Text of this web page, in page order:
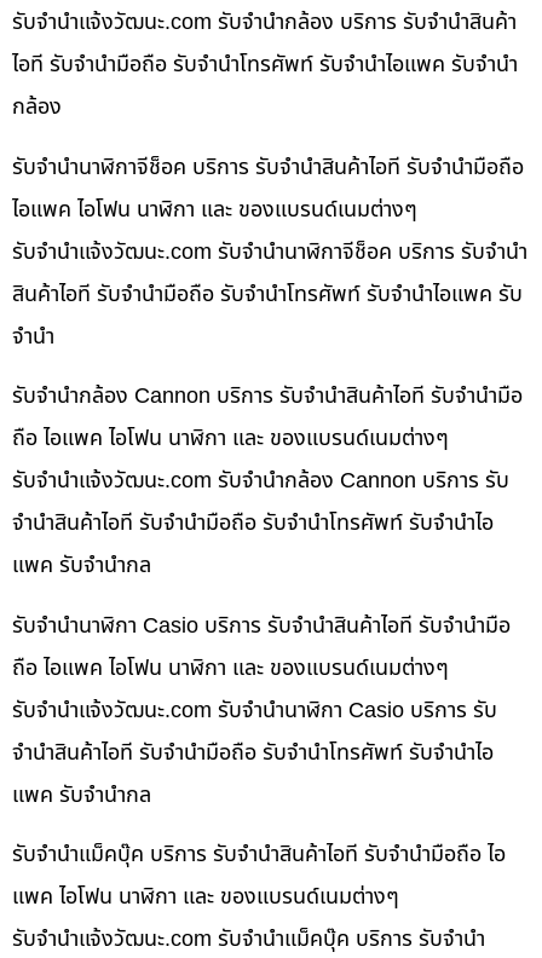
รับจํานําแจ้งวัฒนะ.com รับจำนำกล้อง บริการ รับจำนำสินค้า
ไอที รับจำนำมือถือ รับจำนำโทรศัพท์ รับจำนำไอแพค รับจำนำ
กล้อง
รับจำนำนาฬิกาจีช็อค บริการ รับจำนำสินค้าไอที รับจำนำมือถือ
ไอแพค ไอโฟน นาฬิกา และ ของแบรนด์เนมต่างๆ
รับจํานําแจ้งวัฒนะ.com รับจำนำนาฬิกาจีช็อค บริการ รับจำนำ
สินค้าไอที รับจำนำมือถือ รับจำนำโทรศัพท์ รับจำนำไอแพค รับ
จำนำ
รับจำนำกล้อง Cannon บริการ รับจำนำสินค้าไอที รับจำนำมือ
ถือ ไอแพค ไอโฟน นาฬิกา และ ของแบรนด์เนมต่างๆ
รับจํานําแจ้งวัฒนะ.com รับจำนำกล้อง Cannon บริการ รับ
จำนำสินค้าไอที รับจำนำมือถือ รับจำนำโทรศัพท์ รับจำนำไอ
แพค รับจำนำกล
รับจำนำนาฬิกา Casio บริการ รับจำนำสินค้าไอที รับจำนำมือ
ถือ ไอแพค ไอโฟน นาฬิกา และ ของแบรนด์เนมต่างๆ
รับจํานําแจ้งวัฒนะ.com รับจำนำนาฬิกา Casio บริการ รับ
จำนำสินค้าไอที รับจำนำมือถือ รับจำนำโทรศัพท์ รับจำนำไอ
แพค รับจำนำกล
รับจำนำแม็คบุ๊ค บริการ รับจำนำสินค้าไอที รับจำนำมือถือ ไอ
แพค ไอโฟน นาฬิกา และ ของแบรนด์เนมต่างๆ
รับจํานําแจ้งวัฒนะ.com รับจำนำแม็คบุ๊ค บริการ รับจำนำ